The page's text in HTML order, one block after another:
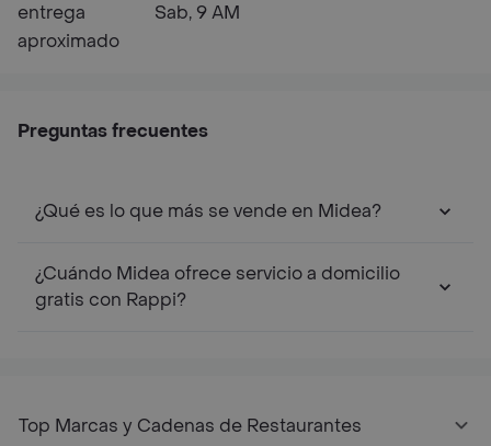
entrega
aproximado
Sab, 9 AM
Preguntas frecuentes
¿Qué es lo que más se vende en Midea?
¿Cuándo Midea ofrece servicio a domicilio
gratis con Rappi?
Top Marcas y Cadenas de Restaurantes